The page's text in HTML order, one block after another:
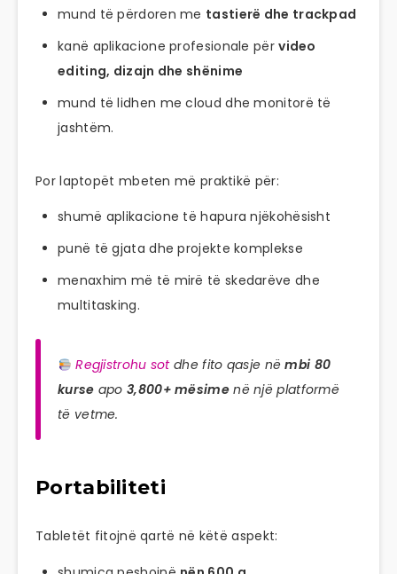
mund të përdoren me tastierë dhe trackpad
kanë aplikacione profesionale përvideo
editing, dizajn dhe shënime
mund të lidhen me cloud dhe monitorë të
jashtëm.
Por laptopët mbeten më praktikë për:
shumë aplikacione të hapura njëkohësisht
punë të gjata dhe projekte komplekse
menaxhim më të mirë të skedarëve dhe
multitasking.
Regjistrohu sotdhe fito qasje nëmbi 80
kurse apo 3,800+ mësimenë një platformë
të vetme.
Portabiliteti
Tabletët fitojnë qartë në këtë aspekt: